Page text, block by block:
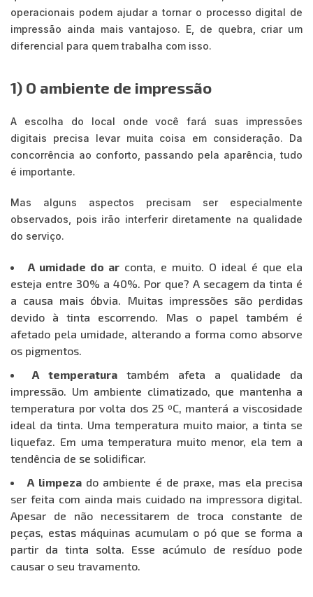
operacionais podem ajudar a tornar o processo digital de
impressão ainda mais vantajoso. E, de quebra, criar um
diferencial para quem trabalha com isso.
1) O ambiente de impressão
A escolha do local onde você fará suas impressões
digitais precisa levar muita coisa em consideração. Da
concorrência ao conforto, passando pela aparência, tudo
é importante.
Mas alguns aspectos precisam ser especialmente
observados, pois irão interferir diretamente na qualidade
do serviço.
A umidade do ar conta, e muito. O ideal é que ela
esteja entre 30% a 40%. Por que? A secagem da tinta é
a causa mais óbvia. Muitas impressões são perdidas
devido à tinta escorrendo. Mas o papel também é
afetado pela umidade, alterando a forma como absorve
os pigmentos.
A temperaturatambém afeta a qualidade da
impressão. Um ambiente climatizado, que mantenha a
temperatura por volta dos 25 ºC, manterá a viscosidade
ideal da tinta. Uma temperatura muito maior, a tinta se
liquefaz. Em uma temperatura muito menor, ela tem a
tendência de se solidificar.
A limpezado ambiente é de praxe, mas ela precisa
ser feita com ainda mais cuidado na impressora digital.
Apesar de não necessitarem de troca constante de
peças, estas máquinas acumulam o pó que se forma a
partir da tinta solta. Esse acúmulo de resíduo pode
causar o seu travamento.